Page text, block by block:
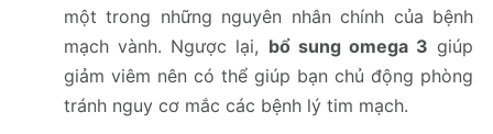
một trong những nguyên nhân chính của bệnh
mạch vành. Ngược lại, bổ sung omega 3 giúp
giảm viêm nên có thể giúp bạn chủ động phòng
tránh nguy cơ mắc các bệnh lý tim mạch.